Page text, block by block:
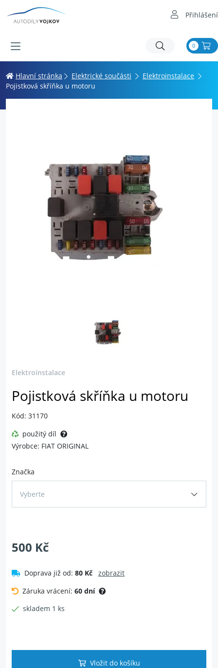
Přihlášení
0
Hlavní stránka Elektrické součásti
Elektroinstalace
Pojistková skříňka u motoru
Elektroinstalace
Pojistková skříňka u motoru
Kód: 31170
použitý díl
Výrobce: FIAT ORIGINAL
Značka
Vyberte
500 Kč
Doprava již od: 80 Kč
zobrazit
Záruka vrácení: 60 dní
skladem 1 ks
Vložit do košíku